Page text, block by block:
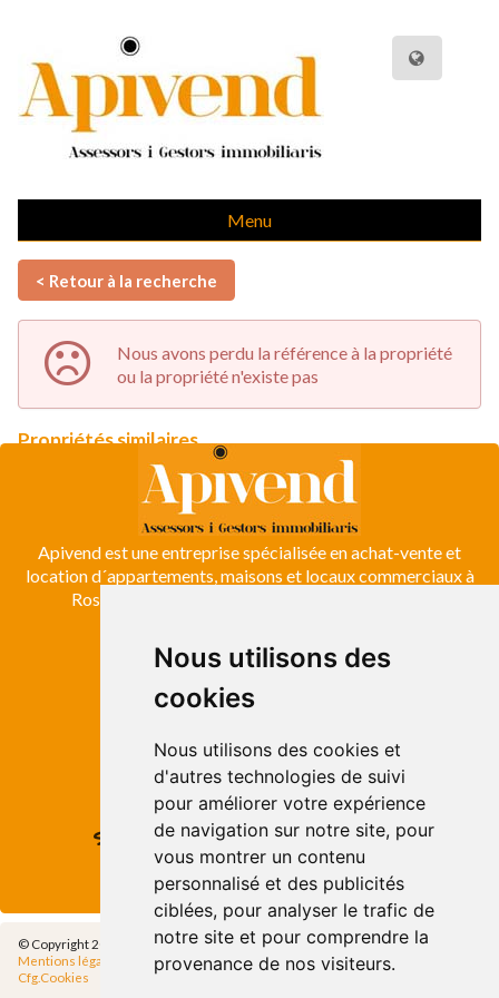
Nous utilisons des
cookies
Nous utilisons des cookies et
d'autres technologies de suivi
pour améliorer votre expérience
de navigation sur notre site, pour
vous montrer un contenu
personnalisé et des publicités
ciblées, pour analyser le trafic de
notre site et pour comprendre la
provenance de nos visiteurs.
Menu
< Retour à la recherche
Nous avons perdu la référence à la propriété
ou la propriété n'existe pas
Propriétés similaires
Apivend est une entreprise spécialisée en achat-vente et
location d´appartements, maisons et locaux commerciaux à
Roses, Empuriabrava, Costa Brava et Emporda.
Avda. de Rhode, 64
Tel. +34 972 15 26 68
info@apivend.com
Suivez-
© Copyright 2014 - Apivend 2000 SL | Tous les droits sont réservés
Mentions légales
Politique de confidentialité|Politique de Cookies
Cfg.Cookies